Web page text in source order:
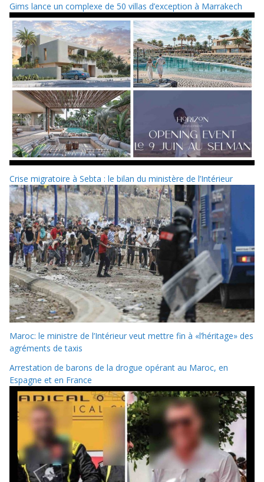
Gims lance un complexe de 50 villas d’exception à Marrakech
Crise migratoire à Sebta : le bilan du ministère de l’Intérieur
Maroc: le ministre de l’Intérieur veut mettre fin à «l’héritage» des
agréments de taxis
Arrestation de barons de la drogue opérant au Maroc, en
Espagne et en France